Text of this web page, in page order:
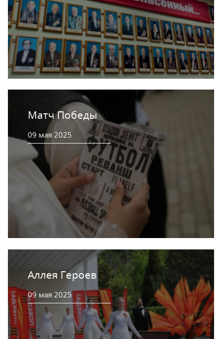
Матч Победы
09 мая 2025
Аллея Героев
09 мая 2025